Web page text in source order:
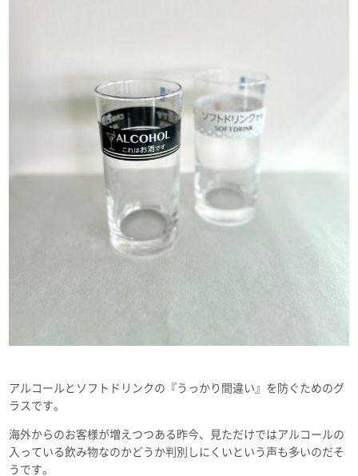
アルコールとソフトドリンクの『うっかり間違い』を防ぐためのグ
ラスです。
海外からのお客様が増えつつある昨今、見ただけではアルコールの
入っている飲み物なのかどうか判別しにくいという声も多いのだそ
うです。